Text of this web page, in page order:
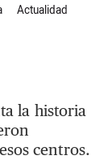
Actualidad
la historia
centros.